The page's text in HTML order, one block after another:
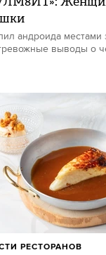
андроида местами
выводы о
РЕСТОРАНОВ